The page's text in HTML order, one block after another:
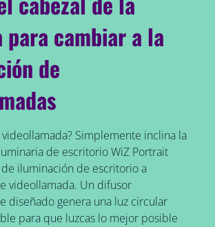
para cambiar a la
de
Simplemente inclina la
de escritorio WiZ Portrait
iluminación de escritorio a
videollamada. Un difusor
diseñado genera una luz circular
para que luzcas lo mejor posible